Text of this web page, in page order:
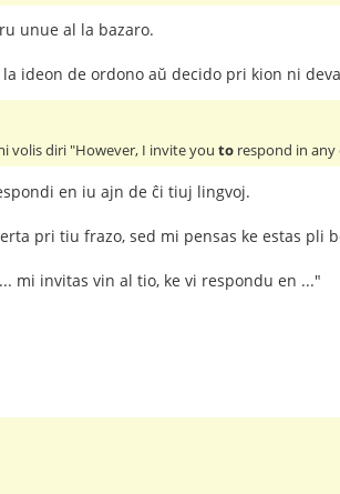
unue al la bazaro.
la ideon de ordono aŭ decido pri kion ni
volis diri "However, I invite youto respond in any
en iu ajn de ĉi tiuj lingvoj.
pri tiu frazo, sed mi pensas ke estas pli
mi invitas vin al tio, ke vi respondu en ..."